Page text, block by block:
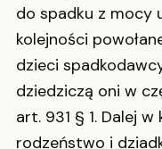
do spadku z mocy
kolejności
dzieci
dziedziczą oni w
art. 931 § 1. Dalej
rodzeństwo i